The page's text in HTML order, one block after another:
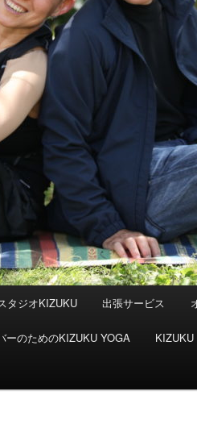
タジオKIZUKU 出張サービス
ーのためのKIZUKU YOGA